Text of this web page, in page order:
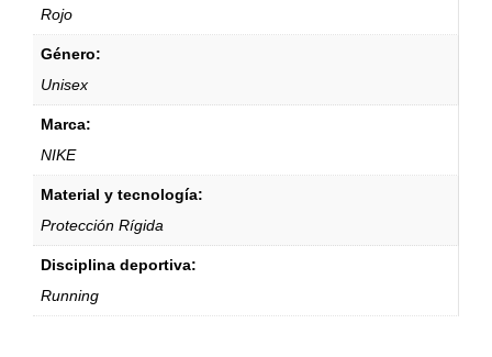
Rojo
Género:
Unisex
Marca:
NIKE
Material y tecnología:
Protección Rígida
Disciplina deportiva:
Running